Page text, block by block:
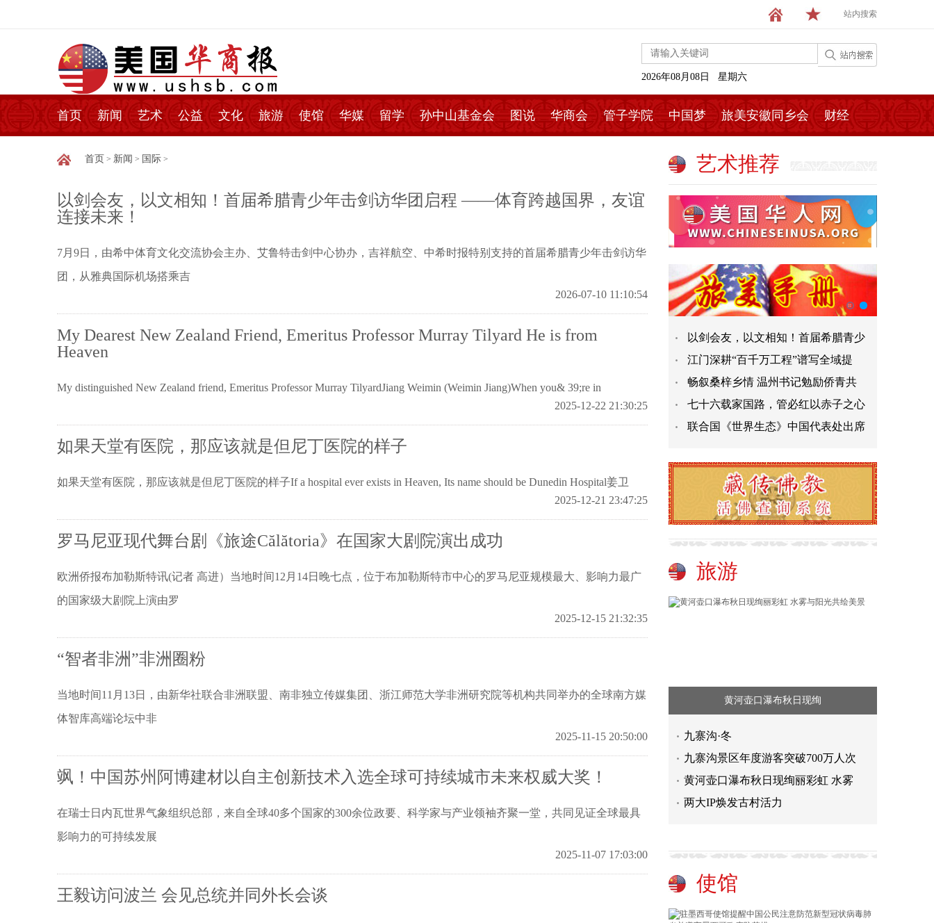
站内搜索
2026年08月08日 星期六
首页 新闻 艺术 公益 文化 旅游 使馆 华媒 留学 孙中山基金会 图说 华商会 管子学院 中国梦 旅美安徽同乡会 财经
首页 > 新闻 > 国际 >
以剑会友，以文相知！首届希腊青少年击剑访华团启程 ——体育跨越国界，友谊
连接未来！
7月9日，由希中体育文化交流协会主办、艾鲁特击剑中心协办，吉祥航空、中希时报特别支持的首届希腊青少年击剑访华
团，从雅典国际机场搭乘吉
2026-07-10 11:10:54
My Dearest New Zealand Friend, Emeritus Professor Murray Tilyard He is from
Heaven
My distinguished New Zealand friend, Emeritus Professor Murray TilyardJiang Weimin (Weimin Jiang)When you& 39;re in
2025-12-22 21:30:25
如果天堂有医院，那应该就是但尼丁医院的样子
如果天堂有医院，那应该就是但尼丁医院的样子If a hospital ever exists in Heaven, Its name should be Dunedin Hospital姜卫
2025-12-21 23:47:25
罗马尼亚现代舞台剧《旅途Călătoria》在国家大剧院演出成功
欧洲侨报布加勒斯特讯(记者 高进）当地时间12月14日晚七点，位于布加勒斯特市中心的罗马尼亚规模最大、影响力最广
的国家级大剧院上演由罗
2025-12-15 21:32:35
“智者非洲”非洲圈粉
当地时间11月13日，由新华社联合非洲联盟、南非独立传媒集团、浙江师范大学非洲研究院等机构共同举办的全球南方媒
体智库高端论坛中非
2025-11-15 20:50:00
飒！中国苏州阿博建材以自主创新技术入选全球可持续城市未来权威大奖！
在瑞士日内瓦世界气象组织总部，来自全球40多个国家的300余位政要、科学家与产业领袖齐聚一堂，共同见证全球最具
影响力的可持续发展
2025-11-07 17:03:00
王毅访问波兰 会见总统并同外长会谈
艺术推荐
以剑会友，以文相知！首届希腊青少
江门深耕“百千万工程”谱写全域提
畅叙桑梓乡情 温州书记勉励侨青共
七十六载家国路，管必红以赤子之心
联合国《世界生态》中国代表处出席
旅游
黄河壶口瀑布秋日现绚
九寨沟·冬
九寨沟景区年度游客突破700万人次
黄河壶口瀑布秋日现绚丽彩虹 水雾
两大IP焕发古村活力
使馆